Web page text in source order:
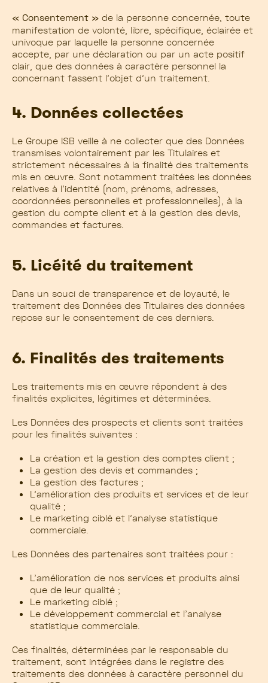
« Consentement » de la personne concernée, toute
manifestation de volonté, libre, spécifique, éclairée et
univoque par laquelle la personne concernée
accepte, par une déclaration ou par un acte positif
clair, que des données à caractère personnel la
concernant fassent l’objet d’un traitement.
4. Données collectées
Le Groupe ISB veille à ne collecter que des Données
transmises volontairement par les Titulaires et
strictement nécessaires à la finalité des traitements
mis en œuvre. Sont notamment traitées les données
relatives à l’identité (nom, prénoms, adresses,
coordonnées personnelles et professionnelles), à la
gestion du compte client et à la gestion des devis,
commandes et factures.
5. Licéité du traitement
Dans un souci de transparence et de loyauté, le
traitement des Données des Titulaires des données
repose sur le consentement de ces derniers.
6. Finalités des traitements
Les traitements mis en œuvre répondent à des
finalités explicites, légitimes et déterminées.
Les Données des prospects et clients sont traitées
pour les finalités suivantes :
La création et la gestion des comptes client ;
La gestion des devis et commandes ;
La gestion des factures ;
L’amélioration des produits et services et de leur
qualité ;
Le marketing ciblé et l’analyse statistique
commerciale.
Les Données des partenaires sont traitées pour :
L’amélioration de nos services et produits ainsi
que de leur qualité ;
Le marketing ciblé ;
Le développement commercial et l’analyse
statistique commerciale.
Ces finalités, déterminées par le responsable du
traitement, sont intégrées dans le registre des
traitements des données à caractère personnel du